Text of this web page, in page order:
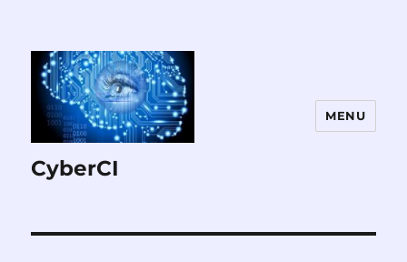
CyberCI
MENU